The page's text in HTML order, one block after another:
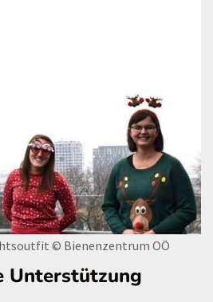
© Bienenzentrum OÖ
Unterstützung